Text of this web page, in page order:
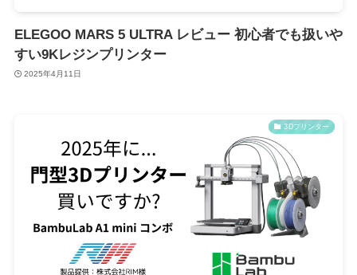
ELEGOO MARS 5 ULTRA レビュー 初心者でも扱いや
すい9Kレジンプリンター
2025年4月11日
3Dプリンター